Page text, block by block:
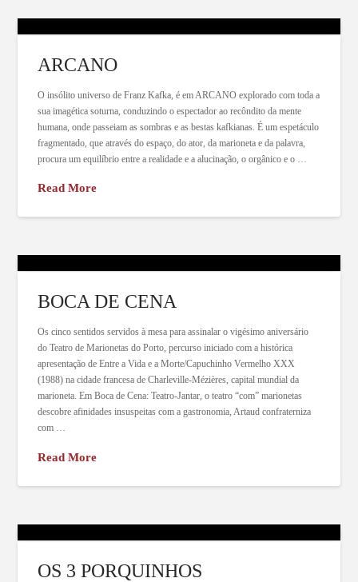
ARCANO
O insólito universo de Franz Kafka, é em ARCANO explorado com toda a
sua imagética soturna, conduzindo o espectador ao recôndito da mente
humana, onde passeiam as sombras e as bestas kafkianas. É um espetáculo
fragmentado, que através do espaço, do ator, da marioneta e da palavra,
procura um equilíbrio entre a realidade e a alucinação, o orgânico e o …
Read More
BOCA DE CENA
Os cinco sentidos servidos à mesa para assinalar o vigésimo aniversário
do Teatro de Marionetas do Porto, percurso iniciado com a histórica
apresentação de Entre a Vida e a Morte/Capuchinho Vermelho XXX
(1988) na cidade francesa de Charleville-Mézières, capital mundial da
marioneta. Em Boca de Cena: Teatro-Jantar, o teatro “com” marionetas
descobre afinidades insuspeitas com a gastronomia, Artaud confraterniza
com …
Read More
OS 3 PORQUINHOS